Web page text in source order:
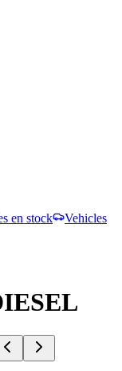
en stock
Vehicles